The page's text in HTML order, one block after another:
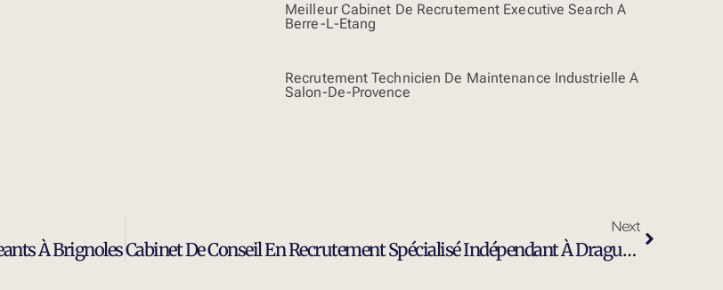
Meilleur Cabinet De Recrutement Executive Search À
Berre-L-Etang
Recrutement Technicien De Maintenance Industrielle À
Salon-De-Provence
À Brignoles
Next
Cabinet De Conseil En Recrutement Spécialisé Indépendant À Draguignan